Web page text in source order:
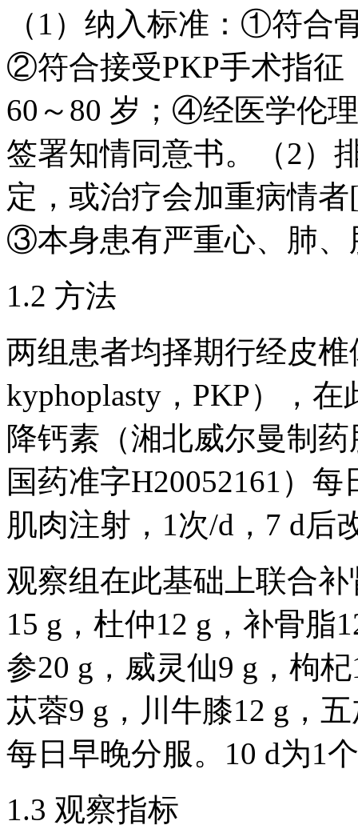
（1）纳入标准：①符合
②符合接受PKP手术指
60～80 岁；④经医学伦
签署知情同意书。（2）
定，或治疗会加重病情
③本身患有严重心、肺、
1.2 方法
两组患者均择期行经皮椎
kyphoplasty，PKP），
降钙素（湘北威尔曼制
国药准字H20052161）
肌肉注射，1次/d，7 d后
观察组在此基础上联合
15 g，杜仲12 g，补骨脂
参20 g，威灵仙9 g，枸
苁蓉9 g，川牛膝12 g，
每日早晚分服。10 d为1
1.3 观察指标